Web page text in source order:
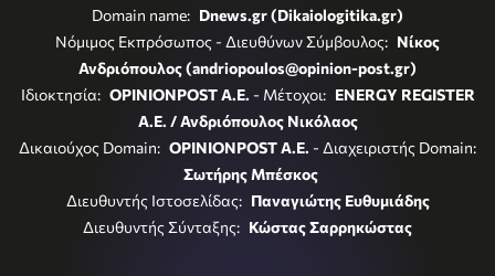
Domain name: Dnews.gr (Dikaiologitika.gr)
Νόμιμος Εκπρόσωπος - Διευθύνων Σύμβουλος: Νίκος
Ανδριόπουλος (andriopoulos@opinion-post.gr)
Ιδιοκτησία: OPINIONPOST A.E. - Μέτοχοι: ENERGY REGISTER
Α.Ε. / Ανδριόπουλος Νικόλαος
Δικαιούχος Domain: OPINIONPOST A.E. - Διαχειριστής Domain:
Σωτήρης Μπέσκος
Διευθυντής Ιστοσελίδας: Παναγιώτης Ευθυμιάδης
Διευθυντής Σύνταξης: Κώστας Σαρρηκώστας